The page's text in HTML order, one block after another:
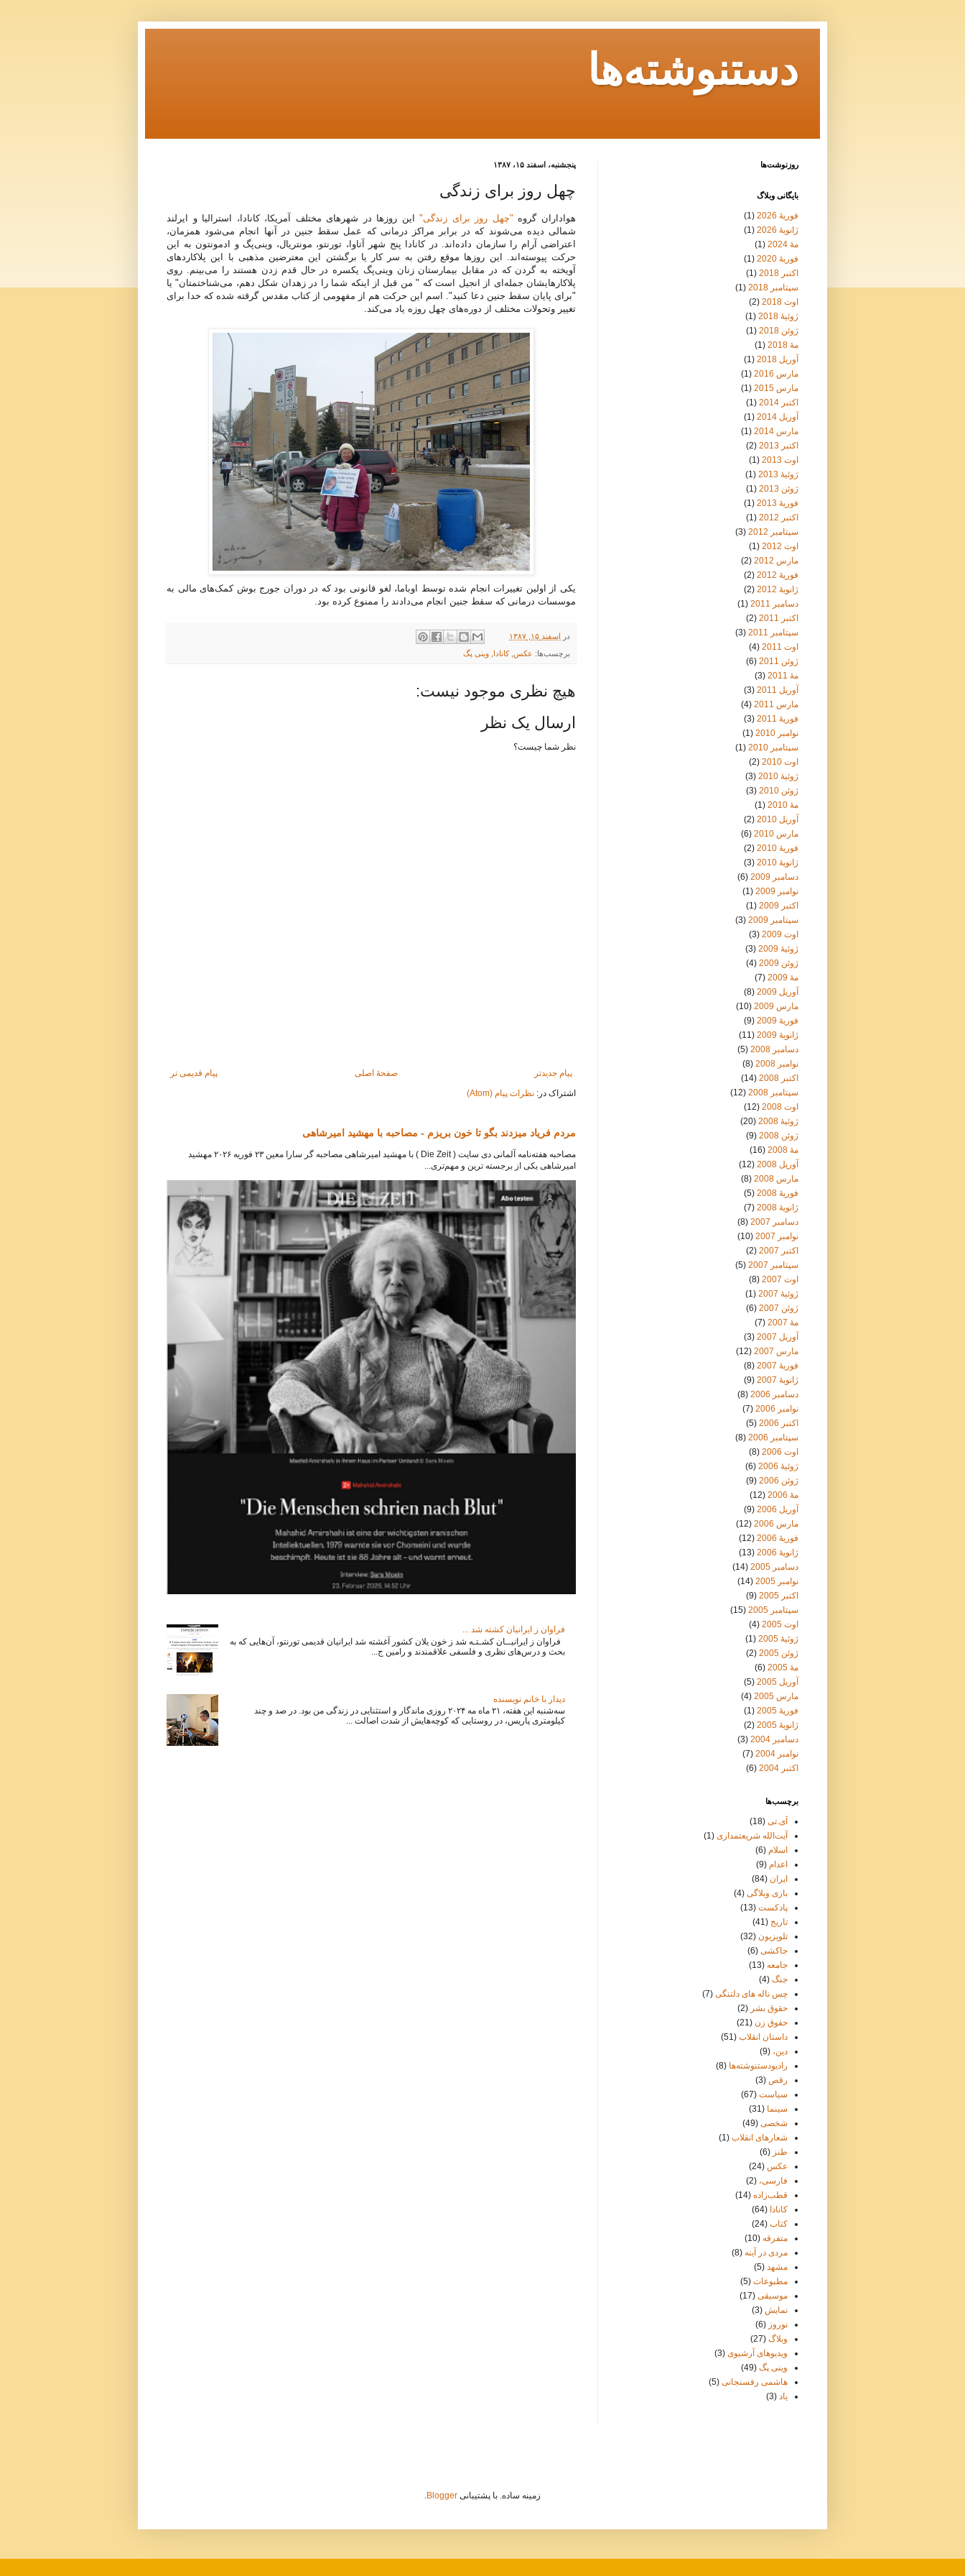
دستنوشته‌ها
پنجشنبه، اسفند ۱۵، ۱۳۸۷
چهل روز برای زندگی
هواداران گروه "چهل روز برای زندگی"این روزها در شهرهای مختلف آمریکا، کانادا، استرالیا و ایرلند
شمالی دیده می‌شوند که در برابر مراکز درمانی که عمل سقط جنین در آنها انجام می‌شود همزمان،
اعتراضی آرام را سازمان داده‌اند. در کانادا پنج شهر آتاوا، تورنتو، مونتریال، وینی‌پگ و ادمونتون به این
حرکت پیوسته‌اند. این روزها موقع رفتن به سر کار یا برگشتن این معترضین مذهبی با این پلاکاردهای
آویخته به گردن که در مقابل بیمارستان زنان وینی‌پگ یکسره در حال قدم زدن هستند را می‌بینم. روی
پلاکارهایشان جمله‌ای از انجیل است که " من قبل از اینکه شما را در زهدان شکل دهم، می‌شناختمتان" یا
"برای پایان سقط جنین دعا کنید". اسم این حرکت هم از مفهومی از کتاب مقدس گرقته شده که خدا برای
تغییر وتحولات مختلف از دوره‌های چهل روزه یاد می‌کند.
یکی از اولین تغییرات انجام شده توسط اوباما، لغو قانونی بود که در دوران جورج بوش کمک‌های مالی به
موسسات درمانی که سقط جنین انجام می‌دادند را ممنوع کرده بود.
در اسفند ۱۵, ۱۳۸۷
برچسب‌ها: عکس ,کانادا وينی پگ
هیچ نظری موجود نیست:
ارسال یک نظر
نظر شما چیست؟
پیام جدیدتر پیام قدیمی تر
صفحهٔ اصلی
اشتراک در: نظرات پیام (Atom)
مردم فریاد میزدند بگو تا خون بریزم - مصاحبه با مهشید امیرشاهی
مصاحبه هفته‌نامه آلمانی دی سایت ( Die Zeit ) با مهشید امیرشاهی مصاحبه گر سارا معین ۲۳ فوریه ۲۰۲۶ مهشید
امیرشاهی یکی از برجسته ترین و مهم‌تری...
فراوان ز ایرانیان کشته شد ...
فراوان ز ایرانیــان کشـتـه شد ز خون یلان کشور آغشته شد ایرانیان قدیمی تورنتو، آن‌هایی که به
بحث و درس‌های نظری و فلسفی علاقمندند و رامین ج...
دیدار با خانم نویسنده
سه‌شنبه این هفته، ۲۱ ماه مه ۲۰۲۴ روزی ماندگار و استثنایی در زندگی من بود. در صد و چند
کیلومتری پاریس، در روستایی که کوچه‌هایش از شدت اصالت ...
روزنوشت‌ها
بايگانی وبلاگ
فوریهٔ 2026
(1)
ژانویهٔ 2026
(1)
مهٔ 2024
(1)
فوریهٔ 2020
(1)
اکتبر 2018
(1)
سپتامبر 2018
(1)
اوت 2018
(2)
ژوئیهٔ 2018
(1)
ژوئن 2018
(1)
مهٔ 2018
(1)
آوریل 2018
(1)
مارس 2016
(1)
مارس 2015
(1)
اکتبر 2014
(1)
آوریل 2014
(1)
مارس 2014
(1)
اکتبر 2013
(2)
اوت 2013
(1)
ژوئیهٔ 2013
(1)
ژوئن 2013
(1)
فوریهٔ 2013
(1)
اکتبر 2012
(1)
سپتامبر 2012
(3)
اوت 2012
(1)
مارس 2012
(2)
فوریهٔ 2012
(2)
ژانویهٔ 2012
(2)
دسامبر 2011
(1)
اکتبر 2011
(2)
سپتامبر 2011
(3)
اوت 2011
(4)
ژوئن 2011
(6)
مهٔ 2011
(3)
آوریل 2011
(3)
مارس 2011
(4)
فوریهٔ 2011
(3)
نوامبر 2010
(1)
سپتامبر 2010
(1)
اوت 2010
(2)
ژوئیهٔ 2010
(3)
ژوئن 2010
(3)
مهٔ 2010
(1)
آوریل 2010
(2)
مارس 2010
(6)
فوریهٔ 2010
(2)
ژانویهٔ 2010
(3)
دسامبر 2009
(6)
نوامبر 2009
(1)
اکتبر 2009
(1)
سپتامبر 2009
(3)
اوت 2009
(3)
ژوئیهٔ 2009
(3)
ژوئن 2009
(4)
مهٔ 2009
(7)
آوریل 2009
(8)
مارس 2009
(10)
فوریهٔ 2009
(9)
ژانویهٔ 2009
(11)
دسامبر 2008
(5)
نوامبر 2008
(8)
اکتبر 2008
(14)
سپتامبر 2008
(12)
اوت 2008
(12)
ژوئیهٔ 2008
(20)
ژوئن 2008
(9)
مهٔ 2008
(16)
آوریل 2008
(12)
مارس 2008
(8)
فوریهٔ 2008
(5)
ژانویهٔ 2008
(7)
دسامبر 2007
(8)
نوامبر 2007
(10)
اکتبر 2007
(2)
سپتامبر 2007
(5)
اوت 2007
(8)
ژوئیهٔ 2007
(1)
ژوئن 2007
(6)
مهٔ 2007
(7)
آوریل 2007
(3)
مارس 2007
(12)
فوریهٔ 2007
(8)
ژانویهٔ 2007
(9)
دسامبر 2006
(8)
نوامبر 2006
(7)
اکتبر 2006
(5)
سپتامبر 2006
(8)
اوت 2006
(8)
ژوئیهٔ 2006
(6)
ژوئن 2006
(9)
مهٔ 2006
(12)
آوریل 2006
(9)
مارس 2006
(12)
فوریهٔ 2006
(12)
ژانویهٔ 2006
(13)
دسامبر 2005
(14)
نوامبر 2005
(14)
اکتبر 2005
(9)
سپتامبر 2005
(15)
اوت 2005
(4)
ژوئیهٔ 2005
(1)
ژوئن 2005
(2)
مهٔ 2005
(6)
آوریل 2005
(5)
مارس 2005
(4)
فوریهٔ 2005
(1)
ژانویهٔ 2005
(2)
دسامبر 2004
(3)
نوامبر 2004
(7)
اکتبر 2004
(6)
برچسب‌ها
آی.تی (18)
آیت‌الله شریعتمداری (1)
اسلام (6)
اعدام (9)
ایران (84)
بازی وبلاگی (4)
پادکست (13)
تاریخ (41)
تلویزیون (32)
جاکشی (6)
جامعه (13)
جنگ (4)
چس ناله های دلتنگی (7)
حقوق بشر (2)
حقوق زن (21)
داستان انقلاب (51)
دین، (9)
رادیودستنوشته‌ها (8)
رقص (3)
سیاست (67)
سینما (31)
شخصی (49)
شعارهای انقلاب (1)
طنز (6)
عکس (24)
فارسی، (2)
قطب‌زاده (14)
کانادا (64)
کتاب (24)
متفرقه (10)
مردی در آینه (8)
مشهد (5)
مطبوعات (5)
موسيقی (17)
نمایش (3)
نوروز (6)
وبلاگ (27)
ویدیوهای آرشیوی (3)
وينی پگ (49)
هاشمی رفسنجانی (5)
یاد (3)
زمینه ساده. با پشتیبانی Blogger
.